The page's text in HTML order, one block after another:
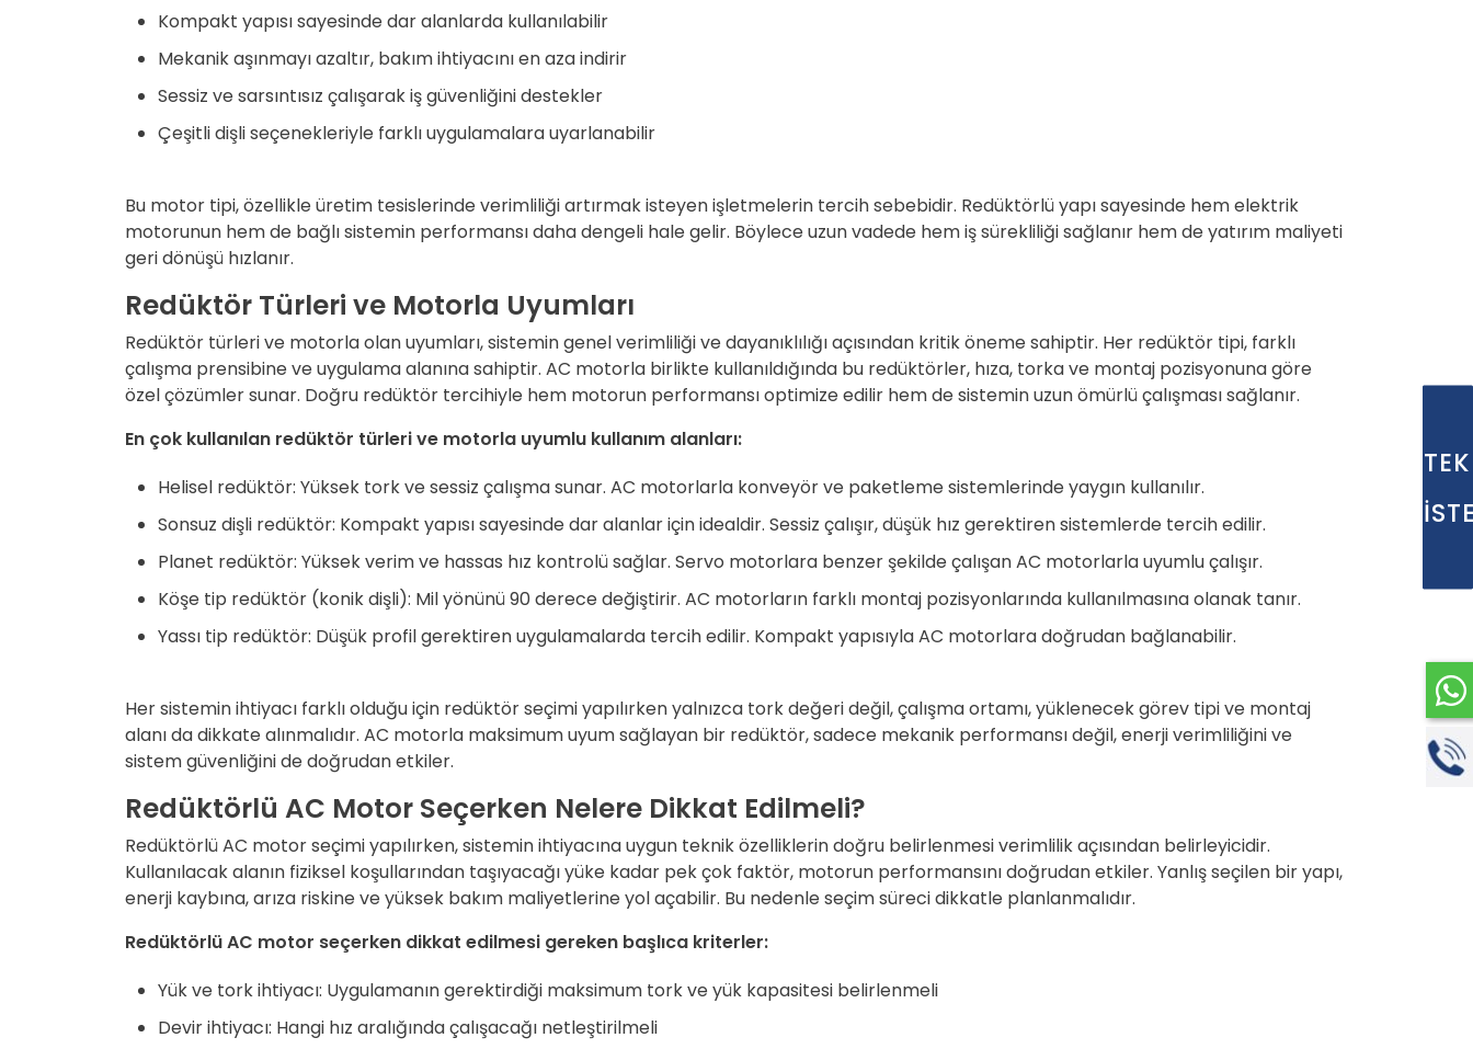
Kompakt yapısı sayesinde dar alanlarda kullanılabilir
Mekanik aşınmayı azaltır, bakım ihtiyacını en aza indirir
Sessiz ve sarsıntısız çalışarak iş güvenliğini destekler
Çeşitli dişli seçenekleriyle farklı uygulamalara uyarlanabilir
Bu motor tipi, özellikle üretim tesislerinde verimliliği artırmak isteyen işletmelerin tercih sebebidir. Redüktörlü yapı sayesinde hem elektrik
motorunun hem de bağlı sistemin performansı daha dengeli hale gelir. Böylece uzun vadede hem iş sürekliliği sağlanır hem de yatırım maliyeti
geri dönüşü hızlanır.
Redüktör Türleri ve Motorla Uyumları
Redüktör türlerive motorla olan uyumları, sistemin genel verimliliği ve dayanıklılığı açısından kritik öneme sahiptir. Her redüktör tipi, farklı
çalışma prensibine ve uygulama alanına sahiptir. AC motorla birlikte kullanıldığında bu redüktörler, hıza, torka ve montaj pozisyonuna göre
özel çözümler sunar. Doğru redüktör tercihiyle hem motorun performansı optimize edilir hem de sistemin uzun ömürlü çalışması sağlanır.
En çok kullanılan redüktör türleri ve motorla uyumlu kullanım alanları:
Helisel redüktör: Yüksek tork ve sessiz çalışma sunar. AC motorlarla konveyör ve paketleme sistemlerinde yaygın kullanılır.
Sonsuz dişli redüktör: Kompakt yapısı sayesinde dar alanlar için idealdir. Sessiz çalışır, düşük hız gerektiren sistemlerde tercih edilir.
Planet redüktör: Yüksek verim ve hassas hız kontrolü sağlar. Servo motorlara benzer şekilde çalışan AC motorlarla uyumlu çalışır.
Köşe tip redüktör (konik dişli): Mil yönünü 90 derece değiştirir. AC motorların farklı montaj pozisyonlarında kullanılmasına olanak tanır.
Yassı tip redüktör: Düşük profil gerektiren uygulamalarda tercih edilir. Kompakt yapısıyla AC motorlara doğrudan bağlanabilir.
Her sistemin ihtiyacı farklı olduğu için redüktör seçimi yapılırken yalnızca tork değeri değil, çalışma ortamı, yüklenecek görev tipi ve montaj
alanı da dikkate alınmalıdır. AC motorla maksimum uyum sağlayan bir redüktör, sadece mekanik performansı değil, enerji verimliliğini ve
sistem güvenliğini de doğrudan etkiler.
Redüktörlü AC Motor Seçerken Nelere Dikkat Edilmeli?
Redüktörlü AC motor seçimi yapılırken, sistemin ihtiyacına uygun teknik özelliklerin doğru belirlenmesi verimlilik açısından belirleyicidir.
Kullanılacak alanın fiziksel koşullarından taşıyacağı yüke kadar pek çok faktör, motorun performansını doğrudan etkiler. Yanlış seçilen bir yapı,
enerji kaybına, arıza riskine ve yüksek bakım maliyetlerine yol açabilir. Bu nedenle seçim süreci dikkatle planlanmalıdır.
Redüktörlü AC motor seçerken dikkat edilmesi gereken başlıca kriterler:
Yük ve tork ihtiyacı: Uygulamanın gerektirdiği maksimum tork ve yük kapasitesi belirlenmeli
Devir ihtiyacı: Hangi hız aralığında çalışacağı netleştirilmeli